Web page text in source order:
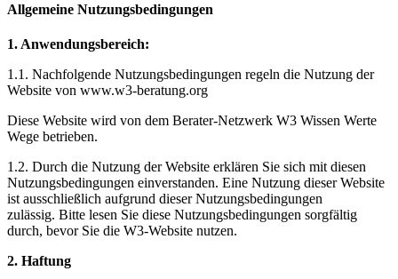
Allgemeine Nutzungsbedingungen
1. Anwendungsbereich:
1.1. Nachfolgende Nutzungsbedingungen regeln die Nutzung der
Website von www.w3-beratung.org
Diese Website wird von dem Berater-Netzwerk W3 Wissen Werte
Wege betrieben.
1.2. Durch die Nutzung der Website erklären Sie sich mit diesen
Nutzungsbedingungen einverstanden. Eine Nutzung dieser Website
ist ausschließlich aufgrund dieser Nutzungs­bedingungen
zulässig. Bitte lesen Sie diese Nutzungsbedingungen sorgfältig
durch, bevor Sie die W3-Website nutzen.
2. Haftung